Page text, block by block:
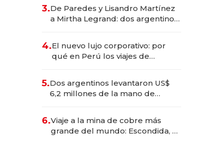
las marcas "fast premium"
3.De Paredes y Lisandro Martínez
a Mirtha Legrand: dos argentinos
4.El nuevo lujo corporativo: por
qué en Perú los viajes de
para convertirse en experiencias
transformadoras
5.Dos argentinos levantaron US$
6,2 millones de la mano de
6.Viaje a la mina de cobre más
grande del mundo: Escondida, el